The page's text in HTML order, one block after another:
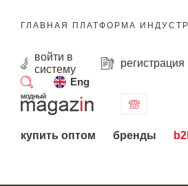
ГЛАВНАЯ ПЛАТФОРМА
войти в
систему
регистрация
Eng
поиск
купить оптом бренды